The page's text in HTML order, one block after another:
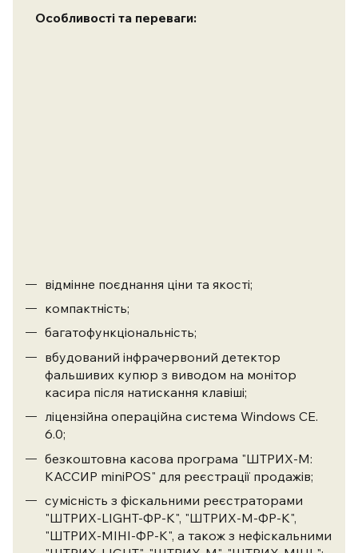
Особливості та переваги:
відмінне поєднання ціни та якості;
компактність;
багатофункціональність;
вбудований інфрачервоний детектор
фальшивих купюр з виводом на монітор
касира після натискання клавіші;
ліцензійна операційна система Windows СЕ.
6.0;
безкоштовна касова програма "ШТРИХ-М:
КАССИР miniPOS" для реєстрації продажів;
сумісність з фіскальними реєстраторами
"ШТРИХ-LIGHT-ФР-К", "ШТРИХ-М-ФР-К",
"ШТРИХ-МІНІ-ФР-К", а також з нефіскальними